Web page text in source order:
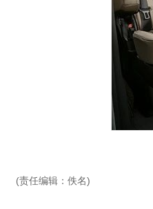
(责任编辑：佚名)